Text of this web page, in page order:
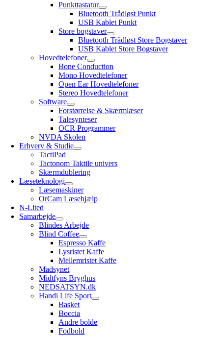
Punkttastatur
Bluetooth Trådløst Punkt
USB Kablet Punkt
Store bogstaver
Bluetooth Trådløst Store Bogstaver
USB Kablet Store Bogstaver
Hovedtelefoner
Bone Conduction
Mono Hovedtelefoner
Open Ear Hovedtelefoner
Stereo Hovedtelefoner
Software
Forstørrelse & Skærmlæser
Talesynteser
OCR Programmer
NVDA Skolen
Erhverv & Studie
TactiPad
Tactonom Taktile univers
Skærmdublering
Læseteknologi
Læsemaskiner
OrCam Læsehjælp
N-Lited
Samarbejde
Blindes Arbejde
Blind Coffee
Espresso Kaffe
Lysristet Kaffe
Mellemristet Kaffe
Madsynet
Midtfyns Bryghus
NEDSATSYN.dk
Handi Life Sport
Basket
Boccia
Andre bolde
Fodbold